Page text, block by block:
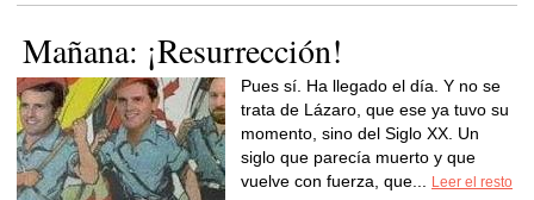
Mañana: ¡Resurrección!
Pues sí. Ha llegado el día. Y no se
trata de Lázaro, que ese ya tuvo su
momento, sino del Siglo XX. Un
siglo que parecía muerto y que
vuelve con fuerza, que...
Leer el resto